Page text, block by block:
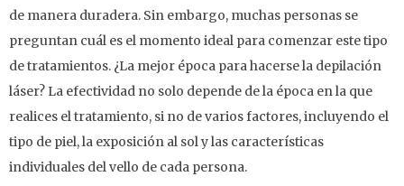
de manera duradera. Sin embargo, muchas personas se
preguntan cuál es el momento ideal para comenzar este tipo
de tratamientos. ¿La mejor época para hacerse la depilación
láser? La efectividad no solo depende de la época en la que
realices el tratamiento, si no de varios factores, incluyendo el
tipo de piel, la exposición al sol y las características
individuales del vello de cada persona.